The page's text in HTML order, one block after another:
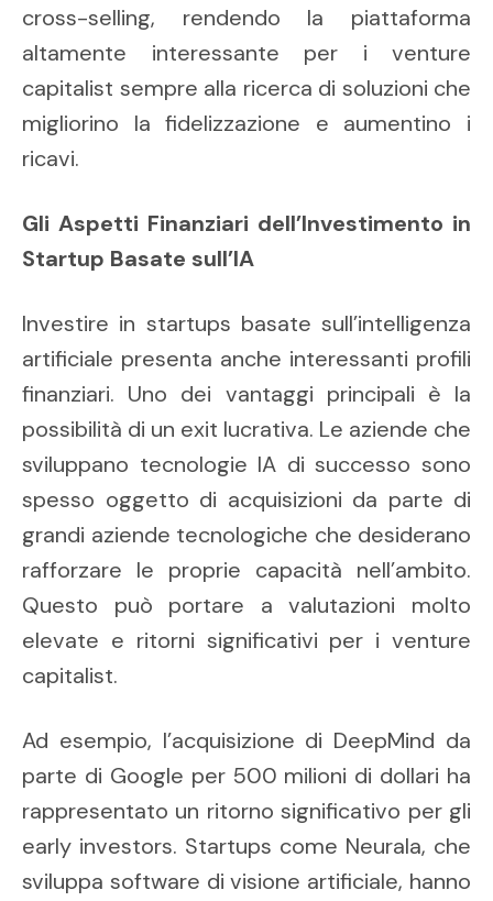
cross-selling, rendendo la piattaforma
altamente interessante per i venture
capitalist sempre alla ricerca di soluzioni che
migliorino la fidelizzazione e aumentino i
ricavi.
Gli Aspetti Finanziari dell’Investimento in
Startup Basate sull’IA
Investire in startups basate sull’intelligenza
artificiale presenta anche interessanti profili
finanziari. Uno dei vantaggi principali è la
possibilità di un exit lucrativa. Le aziende che
sviluppano tecnologie IA di successo sono
spesso oggetto di acquisizioni da parte di
grandi aziende tecnologiche che desiderano
rafforzare le proprie capacità nell’ambito.
Questo può portare a valutazioni molto
elevate e ritorni significativi per i venture
capitalist.
Ad esempio, l’acquisizione di DeepMind da
parte di Google per 500 milioni di dollari ha
rappresentato un ritorno significativo per gli
early investors. Startups come Neurala, che
sviluppa software di visione artificiale, hanno